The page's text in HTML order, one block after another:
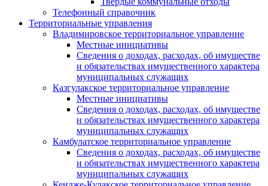
Телефонный справочник
Территориальные управления
Владимировское территориальное управление
Местные инициативы
Сведения о доходах, расходах, об имуществе
и обязательствах имущественного характера
муниципальных служащих
Казгулакское территориальное управление
Местные инициативы
Сведения о доходах, расходах, об имуществе
и обязательствах имущественного характера
муниципальных служащих
Камбулатское территориальное управление
Сведения о доходах, расходах, об имуществе
и обязательствах имущественного характера
муниципальных служащих